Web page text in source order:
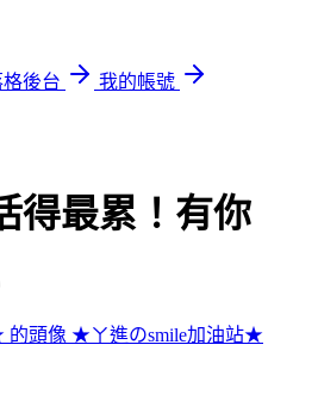
後台
我的帳號
得最累！有你
★ㄚ進のsmile加油站★